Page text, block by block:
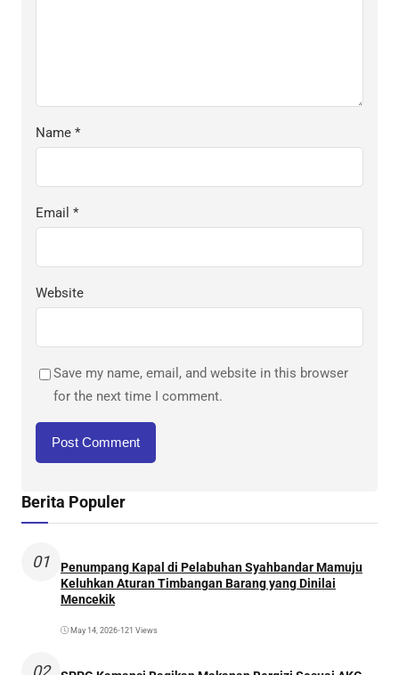
Name *
Email *
Website
Save my name, email, and website in this browser
for the next time I comment.
Berita Populer
01
Penumpang Kapal di Pelabuhan Syahbandar Mamuju
Keluhkan Aturan Timbangan Barang yang Dinilai
Mencekik
May 14, 2026•121 Views
02